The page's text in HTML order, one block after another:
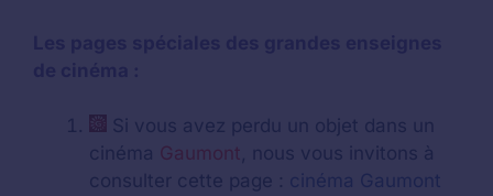
Si vous avez perdu un objet dans un
cinéma Gaumont, nous vous invitons à
consulter cette page : cinéma Gaumont